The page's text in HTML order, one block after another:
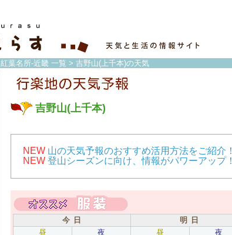
紅葉名所-近畿 一覧 > 吉野山(上千本)の天気
吉野山(上千本)
NEW 山の天気予報のおすすめ活用方法をご紹介！
NEW 登山シーズンに向け、情報がパワーアップ！
今 日
明 日
昼
夜 昼 夜